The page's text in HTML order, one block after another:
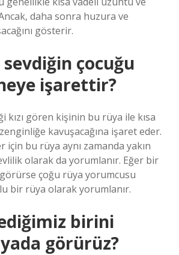
daha sonra huzura ve
gösterir.
çocuğu
işarettir?
kızı gören kişinin bu rüya ile kısa
kavuşacağına işaret eder.
için bu rüya aynı zamanda yakın
olarak da yorumlanır. Eğer bir
çoğu rüya yorumcusu
bir rüya olarak yorumlanır.
birini
görürüz?